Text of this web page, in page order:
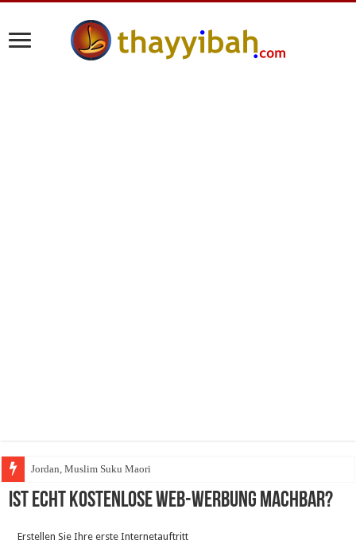
Jordan, Muslim Suku Maori
Wakaf Emas Muktamar
Ist echt kostenlose Web-Werbung machbar?
Erstellen Sie Ihre erste Internetauftritt